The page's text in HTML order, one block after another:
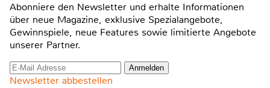
Abonniere den Newsletter und erhalte Informationen
über neue Magazine, exklusive Spezialangebote,
Gewinnspiele, neue Features sowie limitierte Angebote
unserer Partner.
Newsletter abbestellen